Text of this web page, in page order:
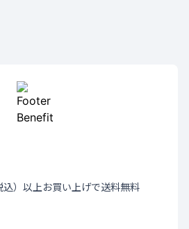
込）以上お買い上げで送料無料